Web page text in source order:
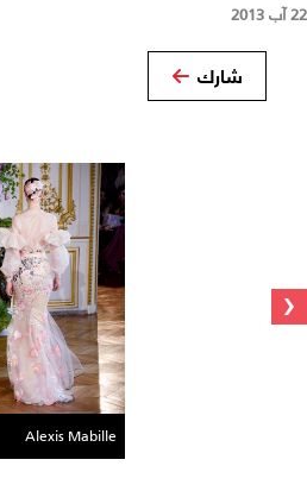
22 آب 2013
شارك
Alexis Mabille
‹